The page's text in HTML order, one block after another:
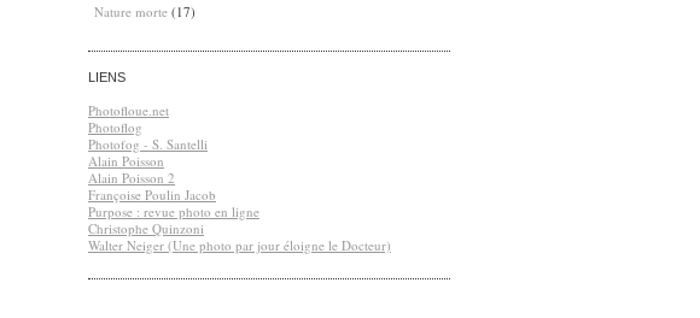
Nature morte (17)
LIENS
Photofloue.net
Photoflog
Photofog - S. Santelli
Alain Poisson
Alain Poisson 2
Françoise Poulin Jacob
Purpose : revue photo en ligne
Christophe Quinzoni
Walter Neiger (Une photo par jour éloigne le Docteur)